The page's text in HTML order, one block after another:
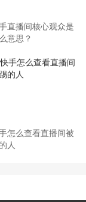
直播间核心观众是
意思？
怎么查看直播间被
人